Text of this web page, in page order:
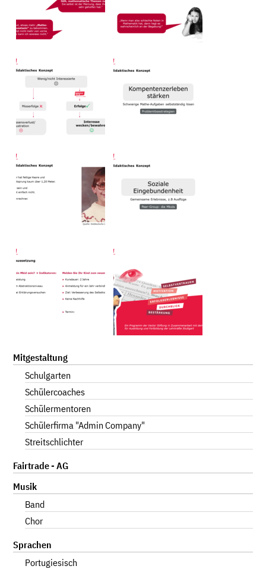
Navigation
überspringen
Mitgestaltung
Schulgarten
Schülercoaches
Schülermentoren
Schülerfirma "Admin Company"
Streitschlichter
Fairtrade - AG
Musik
Band
Chor
Sprachen
Portugiesisch